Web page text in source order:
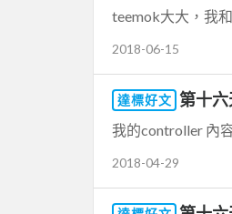
teemok大大，我
2018-06-15
達標好文 第十
我的controller 內
2018-04-29